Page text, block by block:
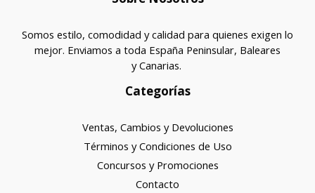
Somos estilo, comodidad y calidad para quienes exigen lo
mejor. Enviamos a toda España Peninsular, Baleares
y Canarias.
Categorías
Ventas, Cambios y Devoluciones
Términos y Condiciones de Uso
Concursos y Promociones
Contacto